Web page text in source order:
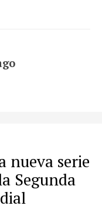
nueva serie
Segunda